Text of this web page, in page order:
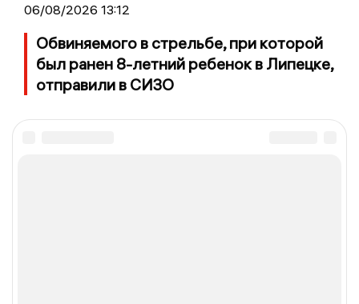
06/08/2026 13:12
Обвиняемого в стрельбе, при которой
был ранен 8-летний ребенок в Липецке,
отправили в СИЗО